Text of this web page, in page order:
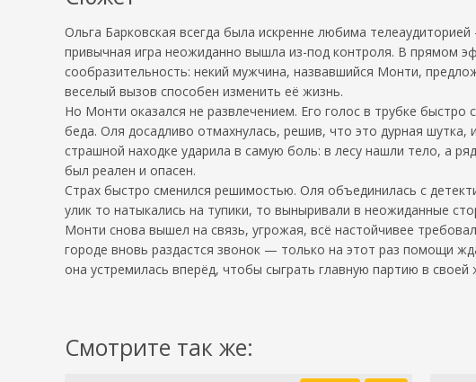
Ольга Барковская всегда была искренне любима
привычная игра неожиданно вышла из-под контроля. В прямом
сообразительность: некий мужчина, назвавшийся Монти,
веселый вызов способен изменить её жизнь.
Но Монти оказался не развлечением. Его голос в трубке
беда. Оля досадливо отмахнулась, решив, что это дурная
страшной находке ударила в самую боль: в лесу нашли тело, а
был реален и опасен.
Страх быстро сменился решимостью. Оля объединилась с
улик то натыкались на тупики, то выныривали в неожиданные
Монти снова вышел на связь, угрожая, всё настойчивее
городе вновь раздастся звонок — только на этот раз помощи
она устремилась вперёд, чтобы сыграть главную партию в своей
Смотрите так же: